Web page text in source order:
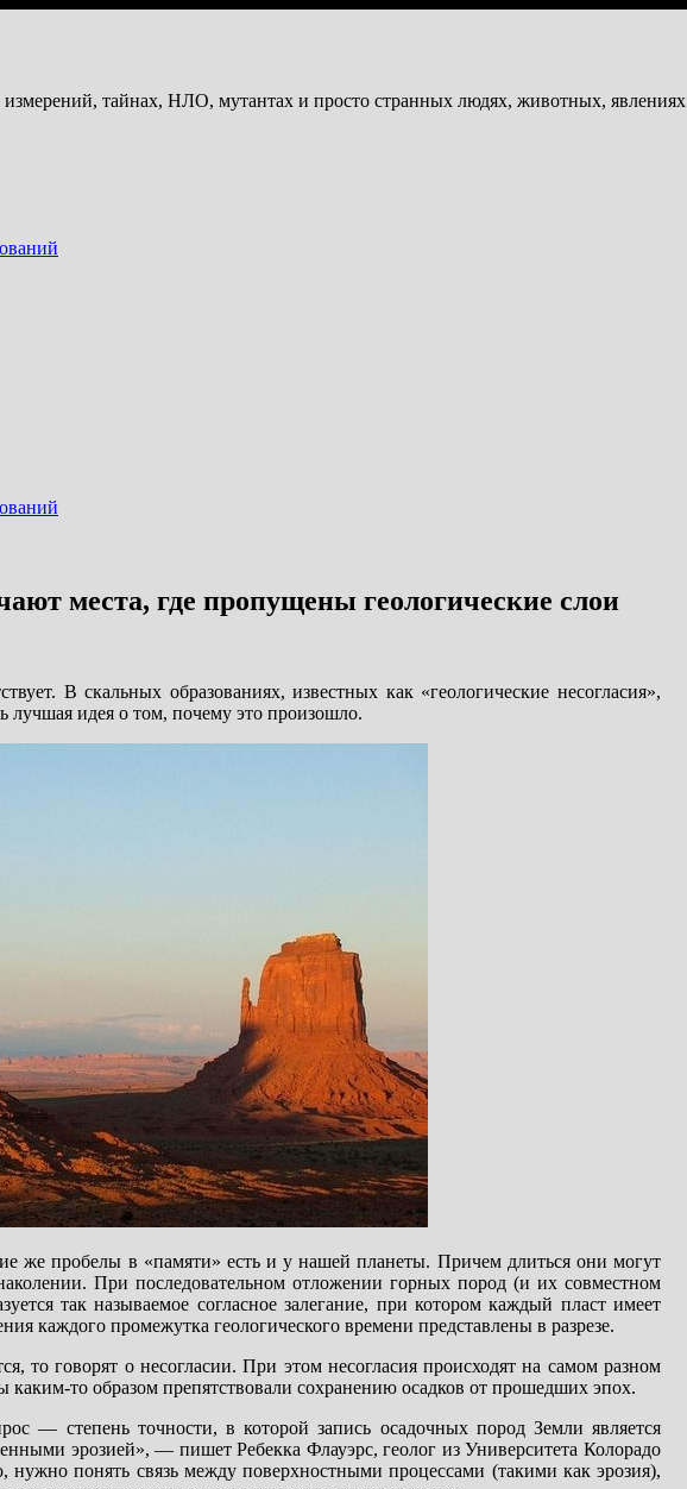
тайнах, НЛО, мутантах и просто странных людях, животных, явлениях
места, где пропущены геологические слои
В скальных образованиях, известных как «геологические несогласия»,
лучшая идея о том, почему это произошло.
же пробелы в «памяти» есть и у нашей планеты. Причем длиться они могут
При последовательном отложении горных пород (и их совместном
так называемое согласное залегание, при котором каждый пласт имеет
каждого промежутка геологического времени представлены в разрезе.
то говорят о несогласии. При этом несогласия происходят на самом разном
то образом препятствовали сохранению осадков от прошедших эпох.
— степень точности, в которой запись осадочных пород Земли является
эрозией», — пишет Ребекка Флауэрс, геолог из Университета Колорадо
понять связь между поверхностными процессами (такими как эрозия),